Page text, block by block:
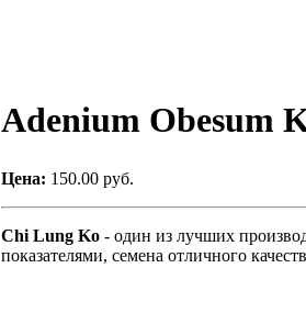
Adenium Obesum
Цена: 150.00 руб.
Chi Lung Ko - один из лучших
показателями, семена отличного